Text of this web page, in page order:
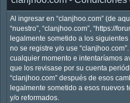
Al ingresar en “clanjhoo.com” (de
“nuestro”, “clanjhoo.com”, “https://
legalmente sometido a los
no se registre y/o use
cualquier momento e intentaríamos
que los revisase por su cuenta
“clanjhoo.com” después de esos
legalmente sometido a esos nuevos
y/o reformados.